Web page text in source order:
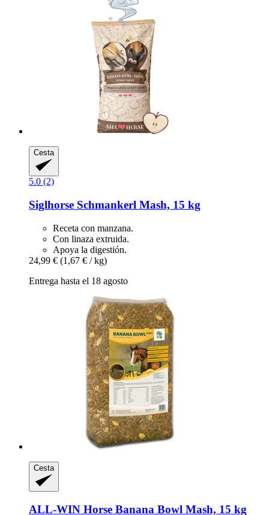
Cesta
5.0 (2)
Siglhorse Schmankerl Mash, 15 kg
Receta con manzana.
Con linaza extruida.
Apoya la digestión.
24,99 € (1,67 € / kg)
Entrega hasta el 18 agosto
Cesta
ALL-WIN Horse Banana Bowl Mash, 15 kg